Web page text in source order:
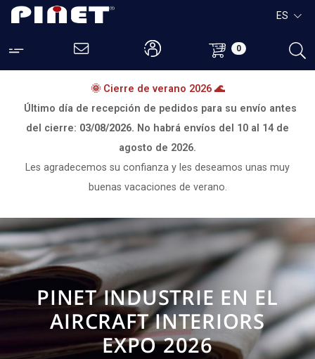
0
ES
🌞 Cierre de verano 2026 🌊
Último día de recepción de pedidos para su envío antes
del cierre: 03/08/2026. No habrá envíos del 10 al 14 de
agosto de 2026.
Les agradecemos su confianza y les deseamos unas muy
buenas vacaciones de verano.
PINET INDUSTRIE EN EL
AIRCRAFT INTERIORS
EXPO 2026